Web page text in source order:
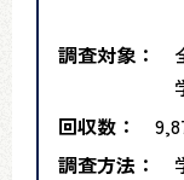
調査対象：
回収数：
調査方法：